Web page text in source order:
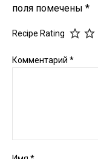
поля помечены *
Recipe Rating
Комментарий *